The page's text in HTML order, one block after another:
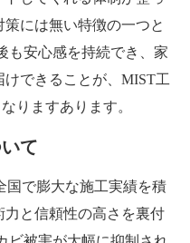
には無い特徴の一つと
も安心感を持続でき、家
できることが、MIST工
りますあります。
て
で膨大な施工実績を積
と信頼性の高さを裏付